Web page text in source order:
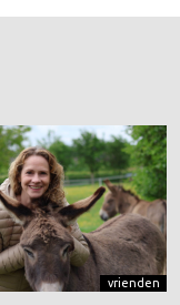
vrienden